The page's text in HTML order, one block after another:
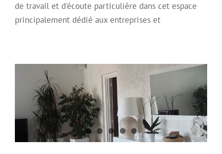
de travail et d'écoute particulière dans cet espace
principalement dédié aux entreprises et
Installation de plusieurs plafonds
tendus en PVC laqué blanc dans un
Plafond tendu à froid